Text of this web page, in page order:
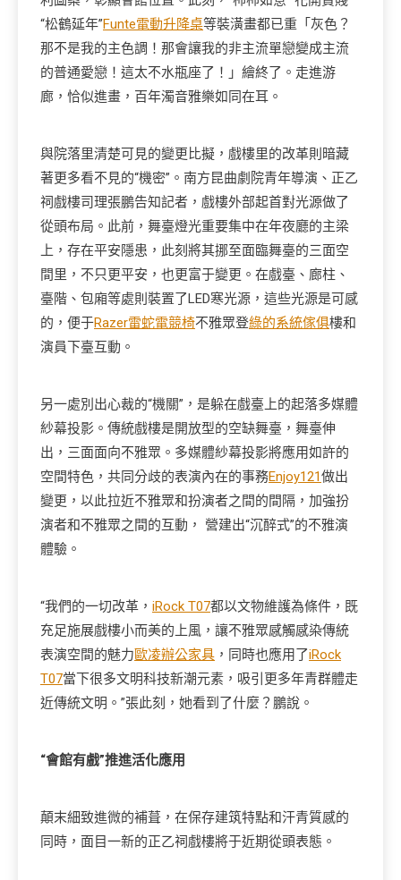
“松鶴延年”Funte電動升降桌等裝潢畫都已重「灰色？
那不是我的主色調！那會讓我的非主流單戀變成主流
的普通愛戀！這太不水瓶座了！」繪終了。走進游
廊，恰似進畫，百年濁音雅樂如同在耳。
與院落里清楚可見的變更比擬，戲樓里的改革則暗藏
著更多看不見的“機密”。南方昆曲劇院青年導演、正乙
祠戲樓司理張鵬告知記者，戲樓外部起首對光源做了
從頭布局。此前，舞臺燈光重要集中在年夜廳的主梁
上，存在平安隱患，此刻將其挪至面臨舞臺的三面空
間里，不只更平安，也更富于變更。在戲臺、廊柱、
臺階、包廂等處則裝置了LED寒光源，這些光源是可感
的，便于Razer雷蛇電競椅不雅眾登綠的系統傢俱樓和
演員下臺互動。
另一處別出心裁的“機關”，是躲在戲臺上的起落多媒體
紗幕投影。傳統戲樓是開放型的空缺舞臺，舞臺伸
出，三面面向不雅眾。多媒體紗幕投影將應用如許的
空間特色，共同分歧的表演內在的事務Enjoy121做出
變更，以此拉近不雅眾和扮演者之間的間隔，加強扮
演者和不雅眾之間的互動， 營建出“沉醉式”的不雅演
體驗。
“我們的一切改革， iRock T07都以文物維護為條件，既
充足施展戲樓小而美的上風，讓不雅眾感觸感染傳統
表演空間的魅力歐凌辦公家具 ，同時也應用了iRock
T07當下很多文明科技新潮元素，吸引更多年青群體走
近傳統文明。”張此刻，她看到了什麼？鵬說。
“會館有戲”推進活化應用
顛末細致進微的補葺，在保存建筑特點和汗青質感的
同時，面目一新的正乙祠戲樓將于近期從頭表態。